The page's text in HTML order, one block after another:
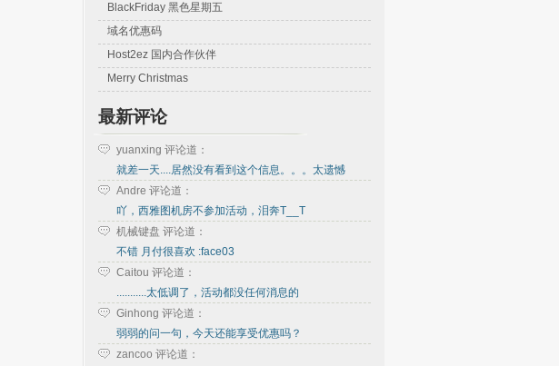
BlackFriday 黑色星期五
域名优惠码
Host2ez 国内合作伙伴
Merry Christmas
最新评论
yuanxing 评论道：
就差一天....居然没有看到这个信息。。。太遗憾
Andre 评论道：
吖，西雅图机房不参加活动，泪奔T__T
机械键盘 评论道：
不错 月付很喜欢 :face03
Caitou 评论道：
...........太低调了，活动都没任何消息的
Ginhong 评论道：
弱弱的问一句，今天还能享受优惠吗？
zancoo 评论道：